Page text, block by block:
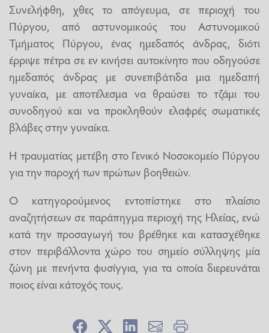
Συνελήφθη, χθες το απόγευμα, σε περιοχή του
Πύργου, από αστυνομικούς του Αστυνομικού
Τμήματος Πύργου, ένας ημεδαπός άνδρας, διότι
έρριψε πέτρα σε εν κινήσει αυτοκίνητο που οδηγούσε
ημεδαπός άνδρας με συνεπιβάτιδα μια ημεδαπή
γυναίκα, με αποτέλεσμα να θραύσει το τζάμι του
συνοδηγού και να προκληθούν ελαφρές σωματικές
βλάβες στην γυναίκα.
Η τραυματίας μετέβη στο Γενικό Νοσοκομείο Πύργου
για την παροχή των πρώτων βοηθειών.
Ο κατηγορούμενος εντοπίστηκε στο πλαίσιο
αναζητήσεων σε παράπηγμα περιοχή της Ηλείας, ενώ
κατά την προσαγωγή του βρέθηκε και κατασχέθηκε
στον περιβάλλοντα χώρο του σημείο σύλληψης μία
ζώνη με πενήντα φυσίγγια, για τα οποία διερευνάται
ποιος είναι κάτοχός τους.